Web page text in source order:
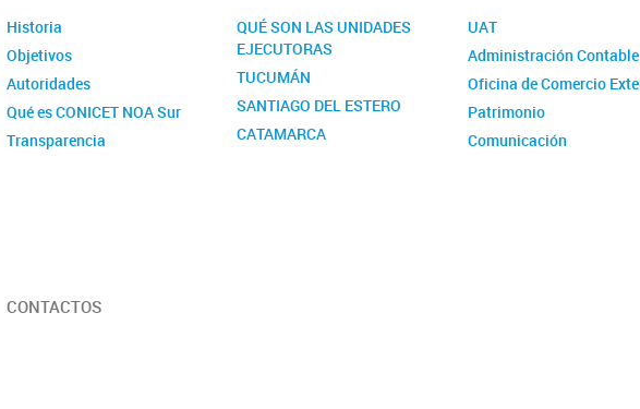
Historia
Objetivos
Autoridades
Qué es CONICET NOA Sur
Transparencia
QUÉ SON LAS UNIDADES
EJECUTORAS
TUCUMÁN
SANTIAGO DEL ESTERO
CATAMARCA
UAT
Administración Contable
Oficina de Comercio
Patrimonio
Comunicación
CONTACTOS